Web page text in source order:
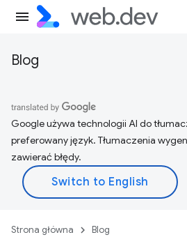
Blog
Google używa technologii AI do
preferowany język. Tłumaczenia
zawierać błędy.
Strona główna Blog